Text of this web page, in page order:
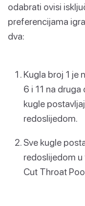
odabrati ovisi
preferencijama
dva:
Kugla broj 1 je
6 i 11 na
kugle
redoslijedom.
Sve kugle
redoslijedom u
Cut Throat